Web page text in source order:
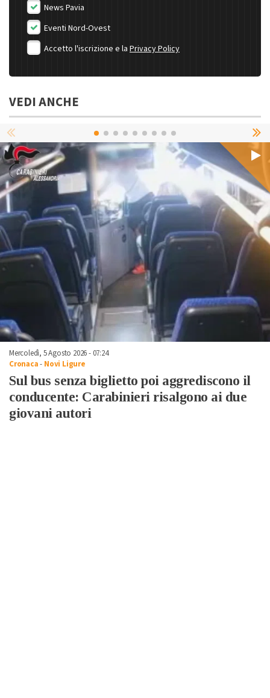
News Pavia
Eventi Nord-Ovest
Accetto l'iscrizione e la Privacy Policy
VEDI ANCHE
Mercoledì, 5 Agosto 2026 - 07:24
Cronaca- Novi Ligure
Sul bus senza biglietto poi aggrediscono il
conducente: Carabinieri risalgono ai due
giovani autori